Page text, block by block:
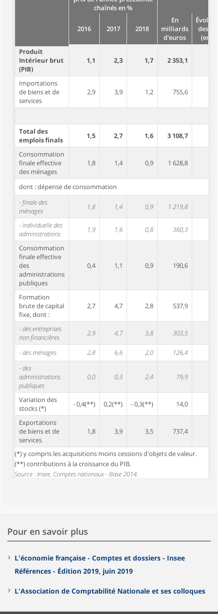
chaînés en %
2016 2017 2018
En
milliards
d'euros
des
(en
Produit
Intérieur brut
(PIB)
1,1 2,3 1,7 2 353,1
Importations
de biens et de
services
2,9 3,9 1,2 755,6
Total des
emplois finals
1,5 2,7 1,6 3 108,7
Consommation
finale effective
des ménages
1,8 1,4 0,9 1 628,8
dont : dépense de consommation
- finale des
ménages
1,8 1,4 0,9 1 219,8
- individuelle des
administrations
1,9 1,6 0,8 360,3
Consommation
finale effective
des
administrations
publiques
0,4 1,1 0,9 190,6
Formation
brute de capital
fixe, dont :
2,7 4,7 2,8 537,9
- des entreprises
non financières
2,9 4,7 3,8 303,5
- des ménages 2,8 6,6 2,0 126,4
- des
administrations
publiques
0,0 0,3 2,4 79,9
Variation des
stocks (*)
- 0,4(**) 0,2(**) - 0,3(**) 14,0
Exportations
de biens et de
services
1,8 3,9 3,5 737,4
(*) y compris les acquisitions moins cessions d'objets de valeur.
(**) contributions à la croissance du PIB.
Source : Insee, Comptes nationaux - Base 2014.
Pour en savoir plus
L'économie française - Comptes et dossiers - Insee
Références - Édition 2019, juin 2019
L'Association de Comptabilité Nationale et ses colloques